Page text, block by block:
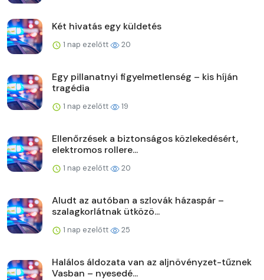
Két hivatás egy küldetés
1 nap ezelőtt 20
Egy pillanatnyi figyelmetlenség – kis híján
tragédia
1 nap ezelőtt 19
Ellenőrzések a biztonságos közlekedésért,
elektromos rollere...
1 nap ezelőtt 20
Aludt az autóban a szlovák házaspár –
szalagkorlátnak ütközö...
1 nap ezelőtt 25
Halálos áldozata van az aljnövényzet-tűznek
Vasban – nyesedé...